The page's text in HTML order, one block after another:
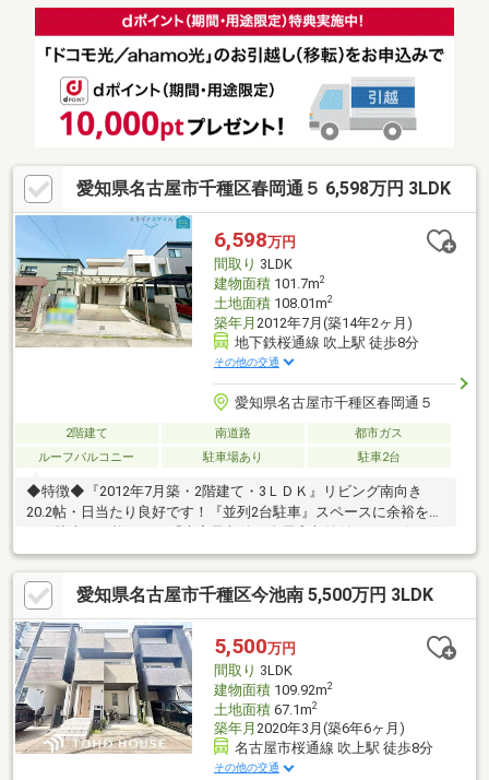
ダウンライト和室続和室クローゼット押入納戸シューズボックス
南面2WAYバルコニー■セキュリティ■モニタ付インターホン■住環
境・周辺環境■今池駅バス6分セブンイレブン徒歩約6分上野小学
調クロス張替畳交換
愛知県名古屋市千種区春岡通５ 6,598万円 3LDK
6,598万円
間取り 3LDK
建物面積101.7m2
土地面積108.01m2
築年月 2012年7月(築14年2ヶ月)
地下鉄桜通線 吹上駅 徒歩8分
その他の交通
愛知県名古屋市千種区春岡通５
2階建て 南道路
都市ガス
ルーフバルコニー
駐車場あり 駐車2台
◆特徴◆『2012年7月築・2階建て・3ＬＤＫ』リビング南向き
20.2帖・日当たり良好です！『並列2台駐車』スペースに余裕をも
って駐車が可能です！『大容量収納』全居室収納付き、リビング
収納、シューズクローゼットもあるため収納スペースには困りま
せん！◆設備仕様◆『2026年1月リフォーム完工』■水回り：キッ
チン、バス、トイレ■内装：クロス全室、床材、建具他『24時間
換気システム』窓を開けなくても空気を常に外と循環させ、新鮮
な空気を送り続けます！◆リフォーム相談可◆ご要望があれば物
件引き渡し後、ご入居前にリフォーム可能です！ご相談くださ
い！
愛知県名古屋市千種区今池南 5,500万円 3LDK
5,500万円
間取り 3LDK
建物面積109.92m2
土地面積67.1m2
築年月 2020年3月(築6年6ヶ月)
名古屋市桜通線 吹上駅 徒歩8分
その他の交通